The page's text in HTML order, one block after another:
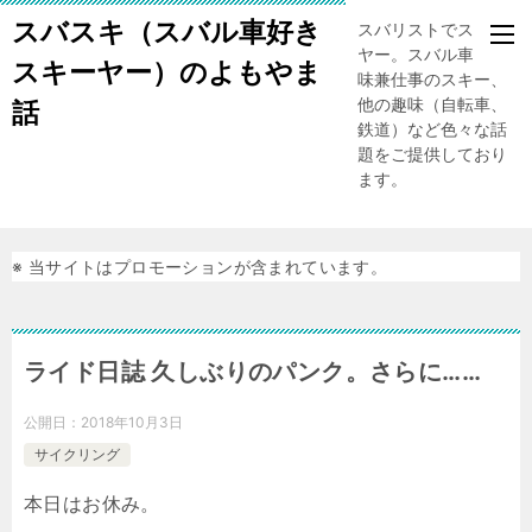
スバスキ（スバル車好き
スキーヤー）のよもやま
話
スバリストでスキー
ヤー。スバル車、趣
味兼仕事のスキー、
他の趣味（自転車、
鉄道）など色々な話
題をご提供しており
ます。
※ 当サイトはプロモーションが含まれています。
ライド日誌 久しぶりのパンク。さらに……
公開日： 2018年10月3日
サイクリング
本日はお休み。